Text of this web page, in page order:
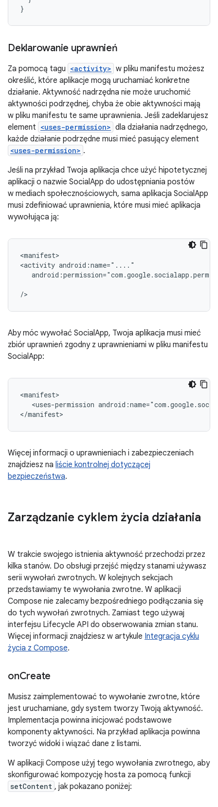
}
Deklarowanie uprawnień
Za pomocą tagu <activity> w pliku manifestu możesz
określić, które aplikacje mogą uruchamiać konkretne
działanie. Aktywność nadrzędna nie może uruchomić
aktywności podrzędnej, chyba że obie aktywności mają
w pliku manifestu te same uprawnienia. Jeśli zadeklarujesz
element <uses-permission> dla działania nadrzędnego,
każde działanie podrzędne musi mieć pasujący element
<uses-permission> .
Jeśli na przykład Twoja aplikacja chce użyć hipotetycznej
aplikacji o nazwie SocialApp do udostępniania postów
w mediach społecznościowych, sama aplikacja SocialApp
musi zdefiniować uprawnienia, które musi mieć aplikacja
wywołująca ją:
<manifest>
<activity
Aby móc wywołać SocialApp, Twoja aplikacja musi mieć
zbiór uprawnień zgodny z uprawnieniami w pliku manifestu
SocialApp:
<uses-permission
Więcej informacji o uprawnieniach i zabezpieczeniach
znajdziesz na liście kontrolnej dotyczącej
bezpieczeństwa.
Zarządzanie cyklem życia działania
W trakcie swojego istnienia aktywność przechodzi przez
kilka stanów. Do obsługi przejść między stanami używasz
serii wywołań zwrotnych. W kolejnych sekcjach
przedstawiamy te wywołania zwrotne. W aplikacji
Compose nie zalecamy bezpośredniego podłączania się
do tych wywołań zwrotnych. Zamiast tego używaj
interfejsu Lifecycle API do obserwowania zmian stanu.
Więcej informacji znajdziesz w artykule Integracja cyklu
życia z Compose.
onCreate
Musisz zaimplementować to wywołanie zwrotne, które
jest uruchamiane, gdy system tworzy Twoją aktywność.
Implementacja powinna inicjować podstawowe
komponenty aktywności. Na przykład aplikacja powinna
tworzyć widoki i wiązać dane z listami.
W aplikacji Compose użyj tego wywołania zwrotnego, aby
skonfigurować kompozycję hosta za pomocą funkcji
setContent , jak pokazano poniżej: